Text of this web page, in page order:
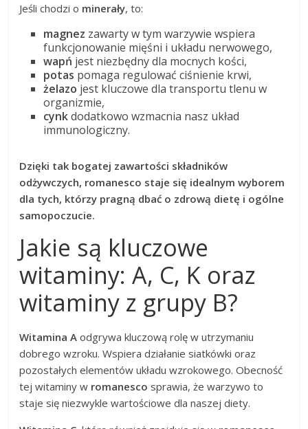
Jeśli chodzi o minerały, to:
magnez zawarty w tym warzywie wspiera
funkcjonowanie mięśni i układu nerwowego,
wapń jest niezbędny dla mocnych kości,
potas pomaga regulować ciśnienie krwi,
żelazo jest kluczowe dla transportu tlenu w
organizmie,
cynkdodatkowo wzmacnia nasz układ
immunologiczny.
Dzięki tak bogatej zawartości składników
odżywczych, romanesco staje się idealnym wyborem
dla tych, którzy pragną dbać o zdrową dietę i ogólne
samopoczucie.
Jakie są kluczowe
witaminy: A, C, K oraz
witaminy z grupy B?
Witamina A odgrywa kluczową rolę w utrzymaniu
dobrego wzroku. Wspiera działanie siatkówki oraz
pozostałych elementów układu wzrokowego. Obecność
tej witaminy w romanesco sprawia, że warzywo to
staje się niezwykle wartościowe dla naszej diety.